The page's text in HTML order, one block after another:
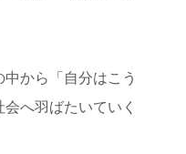
から「自分はこう
へ羽ばたいていく